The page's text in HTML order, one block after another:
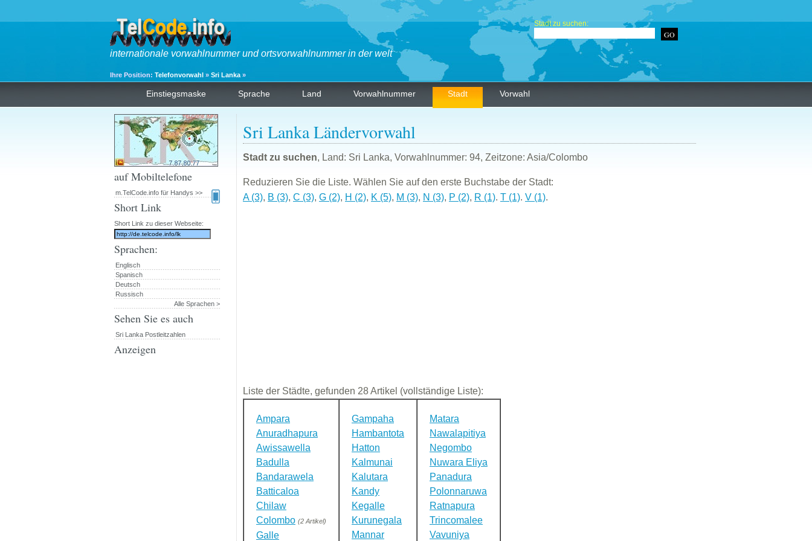
internationale vorwahlnummer und ortsvorwahlnummer in der welt
Ihre Position: Telefonvorwahl » Sri Lanka »
Stadt zu suchen:
Einstiegsmaske Sprache Land Vorwahlnummer Stadt Vorwahl
Sri Lanka Ländervorwahl
Stadt zu suchen, Land: Sri Lanka, Vorwahlnummer: 94, Zeitzone: Asia/Colombo
Reduzieren Sie die Liste. Wählen Sie auf den erste Buchstabe der Stadt:
A (3), B (3), C (3), G (2), H (2), K (5), M (3), N (3), P (2), R (1). T (1). V (1).
Liste der Städte, gefunden 28 Artikel (vollständige Liste):
Ampara
Anuradhapura
Awissawella
Badulla
Bandarawela
Batticaloa
Chilaw
Colombo (2 Artikel)
Galle
Gampaha
Hambantota
Hatton
Kalmunai
Kalutara
Kandy
Kegalle
Kurunegala
Mannar
Matara
Nawalapitiya
Negombo
Nuwara Eliya
Panadura
Polonnaruwa
Ratnapura
Trincomalee
Vavuniya
auf Mobiltelefone
m.TelCode.info für Handys >>
Short Link
Short Link zu dieser Webseite:
Sprachen:
Englisch
Spanisch
Deutsch
Russisch
Alle Sprachen >
Sehen Sie es auch
Sri Lanka Postleitzahlen
Anzeigen